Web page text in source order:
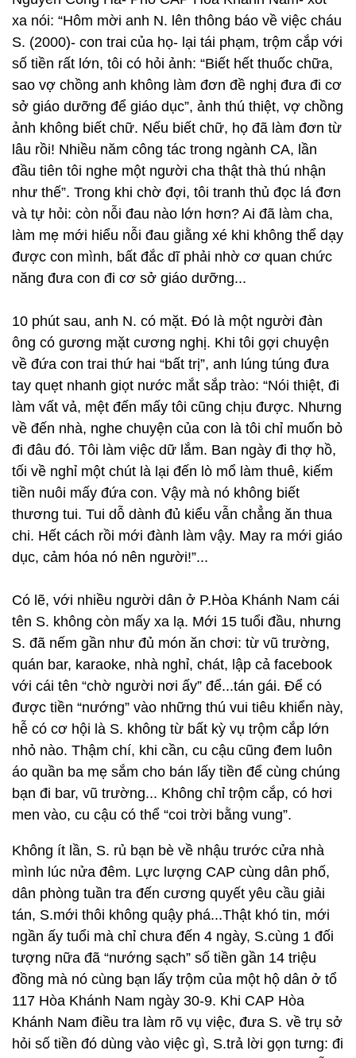
xa nói: “Hôm mời anh N. lên thông báo về việc cháu
S. (2000)- con trai của họ- lại tái phạm, trộm cắp với
số tiền rất lớn, tôi có hỏi ảnh: “Biết hết thuốc chữa,
sao vợ chồng anh không làm đơn đề nghị đưa đi cơ
sở giáo dưỡng để giáo dục”, ảnh thú thiệt, vợ chồng
ảnh không biết chữ. Nếu biết chữ, họ đã làm đơn từ
lâu rồi! Nhiều năm công tác trong ngành CA, lần
đầu tiên tôi nghe một người cha thật thà thú nhận
như thế”. Trong khi chờ đợi, tôi tranh thủ đọc lá đơn
và tự hỏi: còn nỗi đau nào lớn hơn? Ai đã làm cha,
làm mẹ mới hiểu nỗi đau giằng xé khi không thể dạy
được con mình, bất đắc dĩ phải nhờ cơ quan chức
năng đưa con đi cơ sở giáo dưỡng...
10 phút sau, anh N. có mặt. Đó là một người đàn
ông có gương mặt cương nghị. Khi tôi gợi chuyện
về đứa con trai thứ hai “bất trị”, anh lúng túng đưa
tay quẹt nhanh giọt nước mắt sắp trào: “Nói thiệt, đi
làm vất vả, mệt đến mấy tôi cũng chịu được. Nhưng
về đến nhà, nghe chuyện của con là tôi chỉ muốn bỏ
đi đâu đó. Tôi làm việc dữ lắm. Ban ngày đi thợ hồ,
tối về nghỉ một chút là lại đến lò mổ làm thuê, kiếm
tiền nuôi mấy đứa con. Vậy mà nó không biết
thương tui. Tui dỗ dành đủ kiểu vẫn chẳng ăn thua
chi. Hết cách rồi mới đành làm vậy. May ra mới giáo
dục, cảm hóa nó nên người!”...
Có lẽ, với nhiều người dân ở P.Hòa Khánh Nam cái
tên S. không còn mấy xa lạ. Mới 15 tuổi đầu, nhưng
S. đã nếm gần như đủ món ăn chơi: từ vũ trường,
quán bar, karaoke, nhà nghỉ, chát, lập cả facebook
với cái tên “chờ người nơi ấy” để...tán gái. Để có
được tiền “nướng” vào những thú vui tiêu khiển này,
hễ có cơ hội là S. không từ bất kỳ vụ trộm cắp lớn
nhỏ nào. Thậm chí, khi cần, cu cậu cũng đem luôn
áo quần ba mẹ sắm cho bán lấy tiền để cùng chúng
bạn đi bar, vũ trường... Không chỉ trộm cắp, có hơi
men vào, cu cậu có thể “coi trời bằng vung”.
Không ít lần, S. rủ bạn bè về nhậu trước cửa nhà
mình lúc nửa đêm. Lực lượng CAP cùng dân phố,
dân phòng tuần tra đến cương quyết yêu cầu giải
tán, S.mới thôi không quậy phá...Thật khó tin, mới
ngần ấy tuổi mà chỉ chưa đến 4 ngày, S.cùng 1 đối
tượng nữa đã “nướng sạch” số tiền gần 14 triệu
đồng mà nó cùng bạn lấy trộm của một hộ dân ở tổ
117 Hòa Khánh Nam ngày 30-9. Khi CAP Hòa
Khánh Nam điều tra làm rõ vụ việc, đưa S. về trụ sở
hỏi số tiền đó dùng vào việc gì, S.trả lời gọn tưng: đi